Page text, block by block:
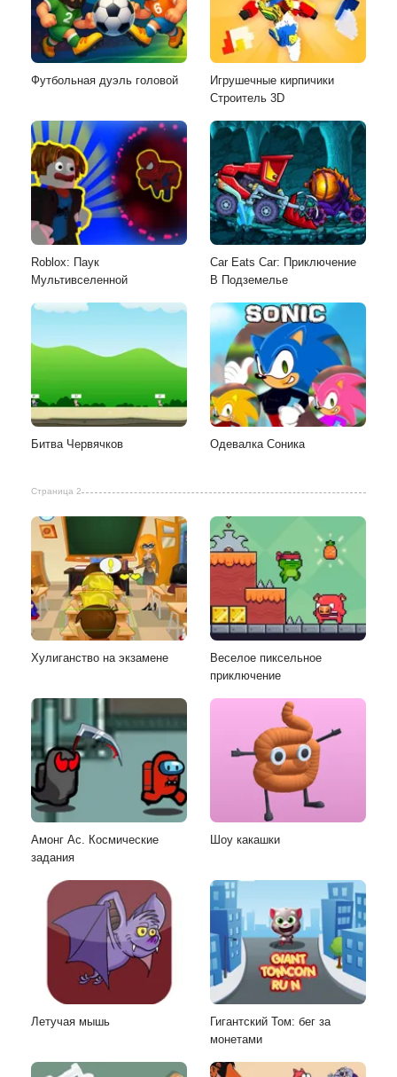
Футбольная дуэль головой
Игрушечные кирпичики
Строитель 3D
Roblox: Паук
Мультивселенной
Car Eats Car: Приключение
В Подземелье
Битва Червячков Одевалка Соника
Страница 2
Хулиганство на экзамене
Веселое пиксельное
приключение
Амонг Ас. Космические
задания
Шоу какашки
Летучая мышь
Гигантский Том: бег за
монетами